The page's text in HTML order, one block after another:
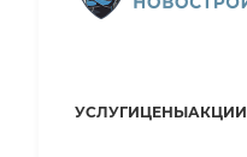
УСЛУГИЦЕНЫАКЦИИ